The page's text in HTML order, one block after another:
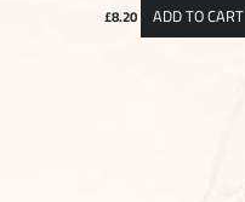
£8.20 ADD TO CART